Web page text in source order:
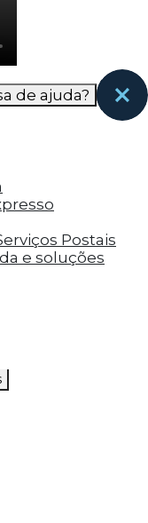
o site. Esses
sobre
taxa de
o
de social
recursos de
para
páginas que eles
da
de ajuda?
Postais
e soluções